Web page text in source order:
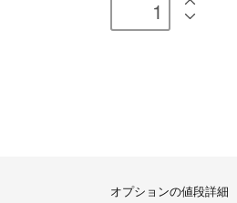
オプションの値段詳細